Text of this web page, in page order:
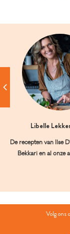
Libelle
De recepten van Ilse
Bekkari en al onze
Volg ons